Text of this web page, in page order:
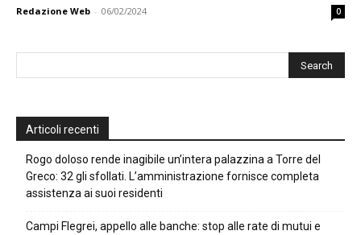
Redazione Web - 06/02/2024 0
Articoli recenti
Rogo doloso rende inagibile un’intera palazzina a Torre del
Greco: 32 gli sfollati. L’amministrazione fornisce completa
assistenza ai suoi residenti
Campi Flegrei, appello alle banche: stop alle rate di mutui e